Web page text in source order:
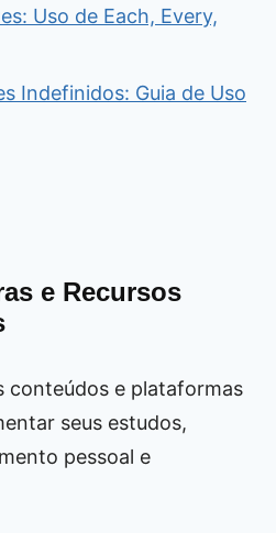
Uso de Each, Every,
Indefinidos: Guia de Uso
e Recursos
conteúdos e plataformas
seus estudos,
pessoal e